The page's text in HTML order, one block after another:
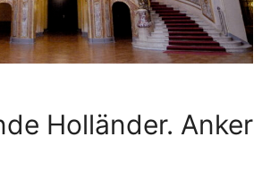
Holländer. Anker